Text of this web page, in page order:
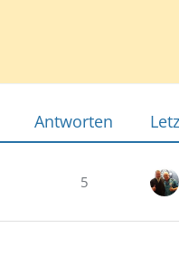
Antworten
5